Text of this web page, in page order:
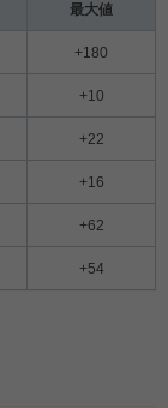
最大値
+180
+10
+22
+16
+62
+54